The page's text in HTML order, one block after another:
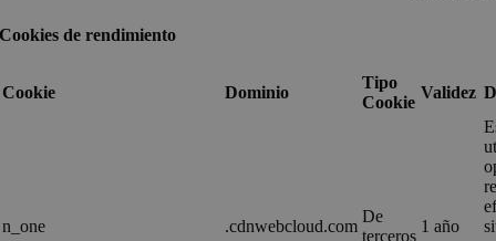
Cookies de rendimiento
Cookie Dominio
Tipo
Cookie
Validez
n_one .cdnwebcloud.com
De
terceros
1 año